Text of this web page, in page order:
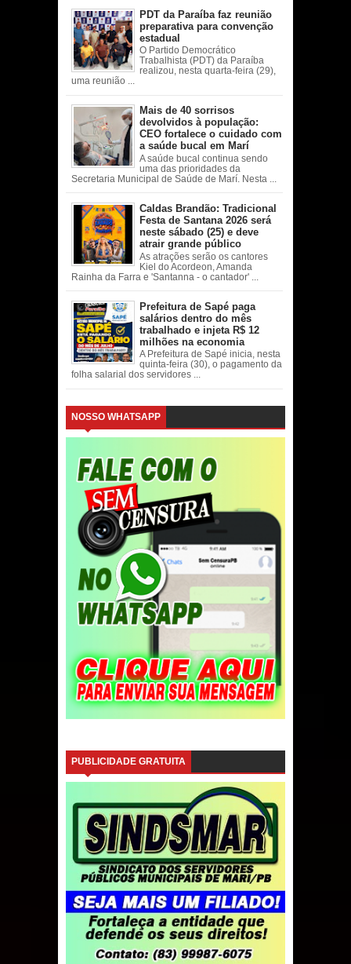
PDT da Paraíba faz reunião
preparativa para convenção
estadual
O Partido Democrático
Trabalhista (PDT) da Paraíba
realizou, nesta quarta-feira (29),
uma reunião ...
Mais de 40 sorrisos
devolvidos à população:
CEO fortalece o cuidado com
a saúde bucal em Marí
A saúde bucal continua sendo
uma das prioridades da
Secretaria Municipal de Saúde de Marí. Nesta ...
Caldas Brandão: Tradicional
Festa de Santana 2026 será
neste sábado (25) e deve
atrair grande público
As atrações serão os cantores
Kiel do Acordeon, Amanda
Rainha da Farra e 'Santanna - o cantador' ...
Prefeitura de Sapé paga
salários dentro do mês
trabalhado e injeta R$ 12
milhões na economia
A Prefeitura de Sapé inicia, nesta
quinta-feira (30), o pagamento da
folha salarial dos servidores ...
NOSSO WHATSAPP
PUBLICIDADE GRATUITA